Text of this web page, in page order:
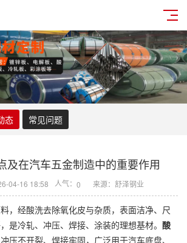
态 常见问题
及在汽车五金制造中的重要作用
04-16 18:58 人气： 0 来源：舒泽钢业
，经酸洗去除氧化皮与杂质，表面洁净、尺
是冷轧、冲压、焊接、涂装的理想基材。 酸
压不开裂、焊接牢固，广泛用于汽车底盘、